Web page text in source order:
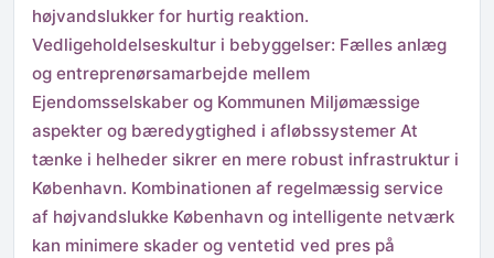
højvandslukker for hurtig reaktion.
Vedligeholdelseskultur i bebyggelser: Fælles anlæg
og entreprenørsamarbejde mellem
Ejendomsselskaber og Kommunen Miljømæssige
aspekter og bæredygtighed i afløbssystemer At
tænke i helheder sikrer en mere robust infrastruktur i
København. Kombinationen af regelmæssig service
af højvandslukke København og intelligente netværk
kan minimere skader og ventetid ved pres på